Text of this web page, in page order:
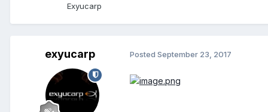
Exyucarp
exyucarp Posted September 23, 2017